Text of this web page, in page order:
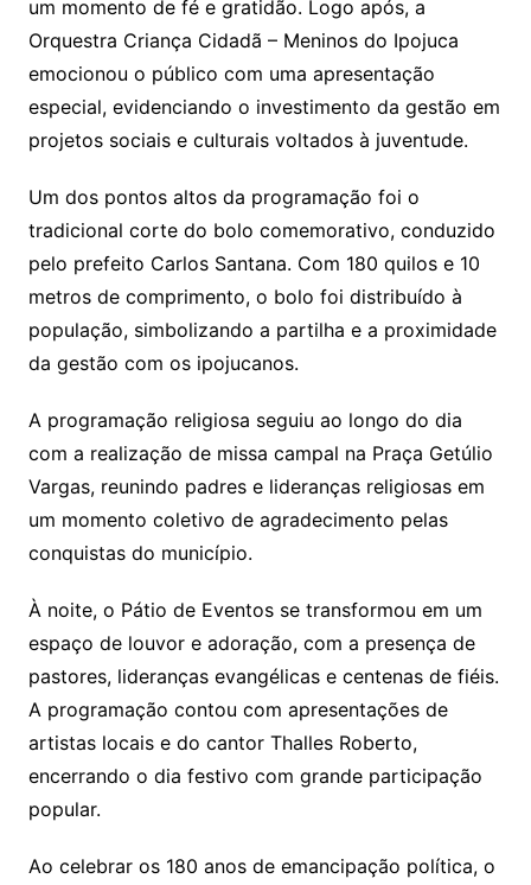
um momento de fé e gratidão. Logo após, a
Orquestra Criança Cidadã – Meninos do Ipojuca
emocionou o público com uma apresentação
especial, evidenciando o investimento da gestão em
projetos sociais e culturais voltados à juventude.
Um dos pontos altos da programação foi o
tradicional corte do bolo comemorativo, conduzido
pelo prefeito Carlos Santana. Com 180 quilos e 10
metros de comprimento, o bolo foi distribuído à
população, simbolizando a partilha e a proximidade
da gestão com os ipojucanos.
A programação religiosa seguiu ao longo do dia
com a realização de missa campal na Praça Getúlio
Vargas, reunindo padres e lideranças religiosas em
um momento coletivo de agradecimento pelas
conquistas do município.
À noite, o Pátio de Eventos se transformou em um
espaço de louvor e adoração, com a presença de
pastores, lideranças evangélicas e centenas de fiéis.
A programação contou com apresentações de
artistas locais e do cantor Thalles Roberto,
encerrando o dia festivo com grande participação
popular.
Ao celebrar os 180 anos de emancipação política, o